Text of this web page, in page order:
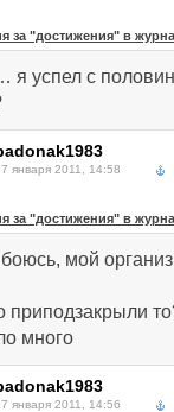
за "достижения" в
я успел с
января 2011, 14:58
за "достижения" в
мой
приподзакрыли
много
января 2011, 14:56